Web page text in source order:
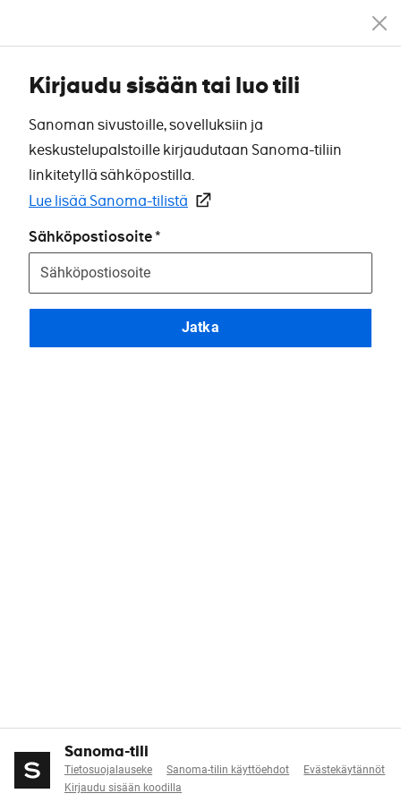
Kirjaudu sisään tai luo tili
Sanoman sivustoille, sovelluksiin ja
keskustelupalstoille kirjaudutaan Sanoma-tiliin
linkitetyllä sähköpostilla.
Lue lisää Sanoma-tilistä
Sähköpostiosoite
Jatka
Sanoma-tili
Tietosuojalauseke Sanoma-tilin käyttöehdot
Evästekäytännöt
Kirjaudu sisään koodilla